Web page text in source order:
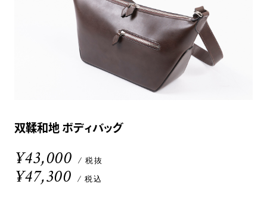
双鞣和地 ボディバッグ
¥43,000 / 税抜
¥47,300 / 税込